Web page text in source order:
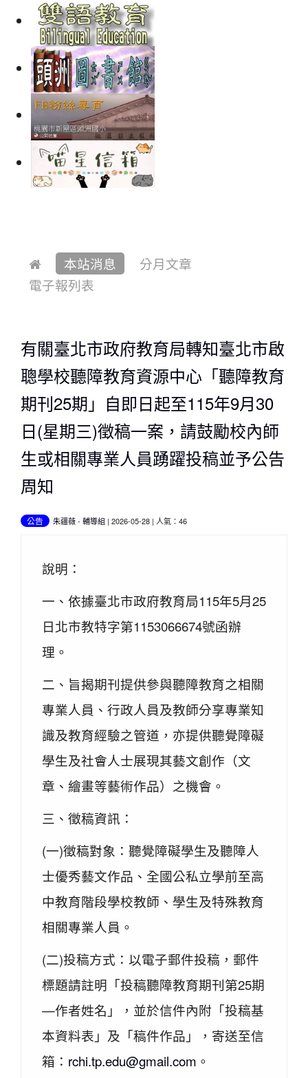
本站消息
分月文章
電子報列表
有關臺北市政府教育局轉知臺北市啟
聰學校聽障教育資源中心「聽障教育
期刊25期」自即日起至115年9月30
日(星期三)徵稿一案，請鼓勵校內師
生或相關專業人員踴躍投稿並予公告
周知
公告 朱疆薇- 輔導組 | 2026-05-28 | 人氣：46
說明：
一、依據臺北市政府教育局115年5月25
日北市教特字第1153066674號函辦
理。
二、旨揭期刊提供參與聽障教育之相關
專業人員、行政人員及教師分享專業知
識及教育經驗之管道，亦提供聽覺障礙
學生及社會人士展現其藝文創作（文
章、繪畫等藝術作品）之機會。
三、徵稿資訊：
(一)徵稿對象：聽覺障礙學生及聽障人
士優秀藝文作品、全國公私立學前至高
中教育階段學校教師、學生及特殊教育
相關專業人員。
(二)投稿方式：以電子郵件投稿，郵件
標題請註明「投稿聽障教育期刊第25期
—作者姓名」，並於信件內附「投稿基
本資料表」及「稿件作品」，寄送至信
箱： rchi.tp.edu@gmail.com 。